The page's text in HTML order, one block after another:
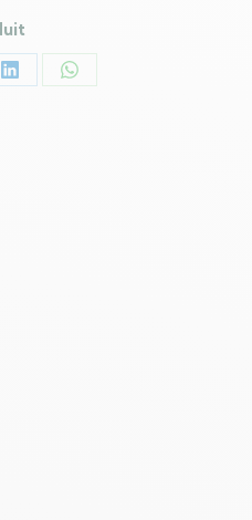
PartagerPartager